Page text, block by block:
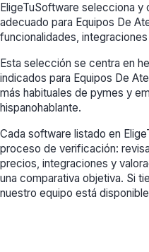
EligeTuSoftware selecciona
adecuado para Equipos De
funcionalidades,
Esta selección se centra en
indicados para Equipos De
más habituales de pymes y
hispanohablante.
Cada software listado en
proceso de verificación:
precios, integraciones y
una comparativa objetiva. Si
nuestro equipo está